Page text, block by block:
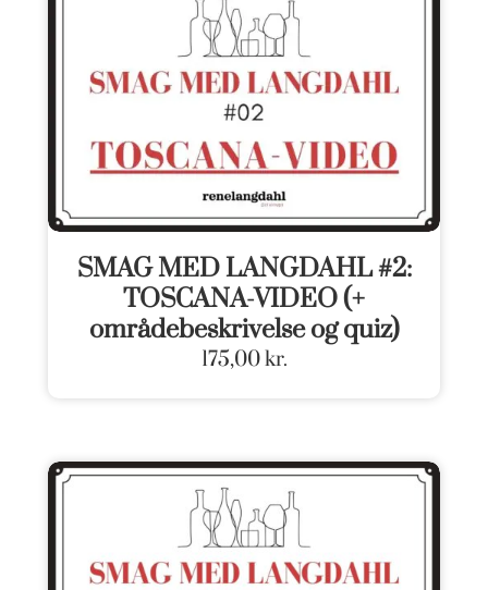
SMAG MED LANGDAHL #2:
TOSCANA-VIDEO (+
områdebeskrivelse og quiz)
175,00kr.